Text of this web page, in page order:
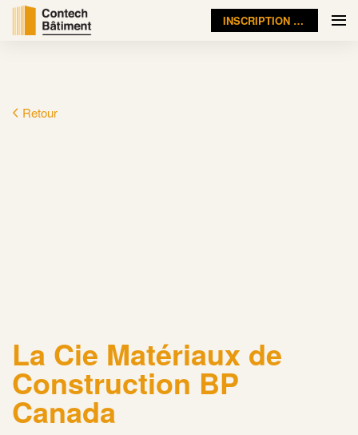
INSCRIPTION VISITEUR
Retour
La Cie Matériaux de
Construction BP
Canada